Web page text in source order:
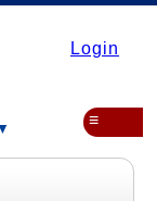
Login
≡